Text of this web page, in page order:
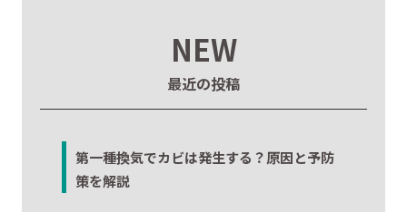
NEW
最近の投稿
第一種換気でカビは発生する？原因と予防
策を解説